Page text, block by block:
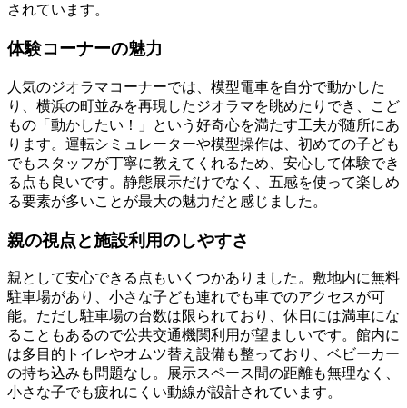
されています。
体験コーナーの魅力
人気のジオラマコーナーでは、模型電車を自分で動かした
り、横浜の町並みを再現したジオラマを眺めたりでき、こど
もの「動かしたい！」という好奇心を満たす工夫が随所にあ
ります。運転シミュレーターや模型操作は、初めての子ども
でもスタッフが丁寧に教えてくれるため、安心して体験でき
る点も良いです。静態展示だけでなく、五感を使って楽しめ
る要素が多いことが最大の魅力だと感じました。
親の視点と施設利用のしやすさ
親として安心できる点もいくつかありました。敷地内に無料
駐車場があり、小さな子ども連れでも車でのアクセスが可
能。ただし駐車場の台数は限られており、休日には満車にな
ることもあるので公共交通機関利用が望ましいです。館内に
は多目的トイレやオムツ替え設備も整っており、ベビーカー
の持ち込みも問題なし。展示スペース間の距離も無理なく、
小さな子でも疲れにくい動線が設計されています。